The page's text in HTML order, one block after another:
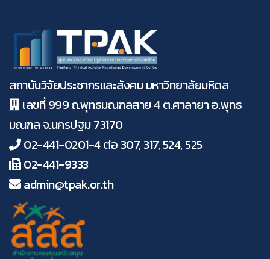
สถาบันวิจัยประชากรและสังคม มหาวิทยาลัยมหิดล
เลขที่ 999 ถ.พุทธมณฑลสาย 4 ต.ศาลายา อ.พุทธ
มณฑล จ.นครปฐม 73170
02-441-0201-4 ต่อ 307, 317, 524, 525
02-441-9333
admin@tpak.or.th